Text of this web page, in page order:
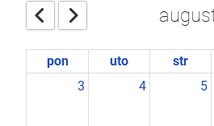
pon uto str
3
4 5